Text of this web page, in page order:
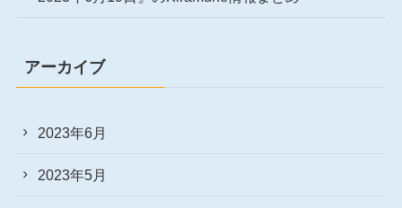
アーカイブ
2023年6月
2023年5月